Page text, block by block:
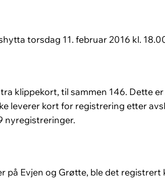
torsdag 11. februar 2016 kl.
klippekort, til sammen 146. Dette
leverer kort for registrering etter
nyregistreringer.
på Evjen og Grøtte, ble det